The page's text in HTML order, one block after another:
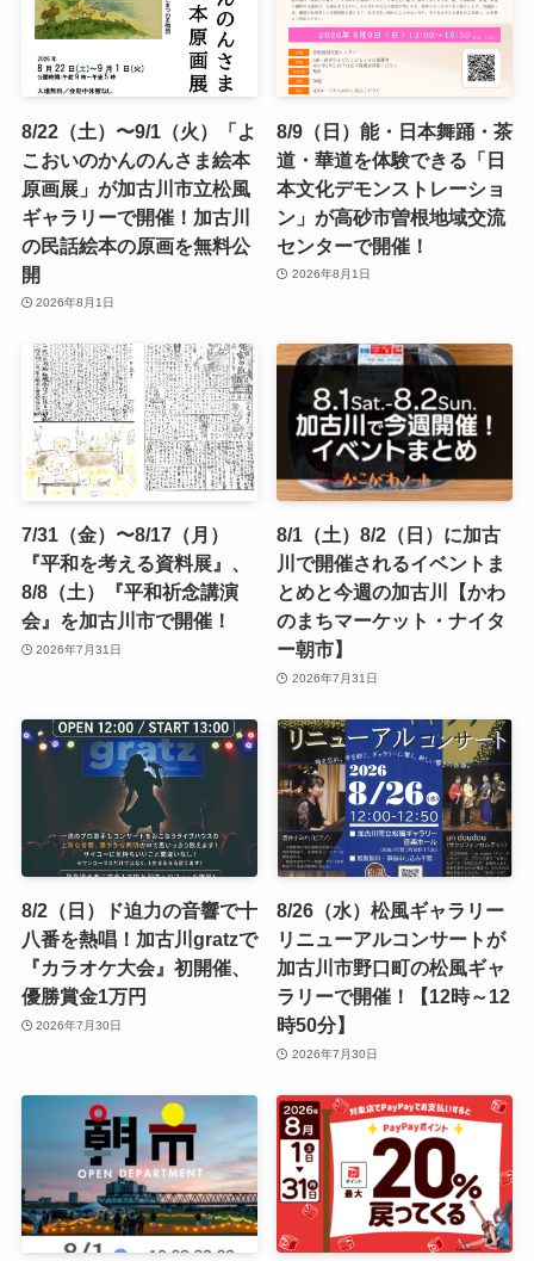
8/22（土）〜9/1（火）「よ
こおいのかんのんさま絵本
原画展」が加古川市立松風
ギャラリーで開催！加古川
の民話絵本の原画を無料公
開
2026年8月1日
8/9（日）能・日本舞踊・茶
道・華道を体験できる「日
本文化デモンストレーショ
ン」が高砂市曽根地域交流
センターで開催！
2026年8月1日
7/31（金）〜8/17（月）
『平和を考える資料展』、
8/8（土）『平和祈念講演
会』を加古川市で開催！
2026年7月31日
8/1（土）8/2（日）に加古
川で開催されるイベントま
とめと今週の加古川【かわ
のまちマーケット・ナイタ
ー朝市】
2026年7月31日
8/2（日）ド迫力の音響で十
八番を熱唱！加古川gratzで
『カラオケ大会』初開催、
優勝賞金1万円
2026年7月30日
8/26（水）松風ギャラリー
リニューアルコンサートが
加古川市野口町の松風ギャ
ラリーで開催！【12時～12
時50分】
2026年7月30日